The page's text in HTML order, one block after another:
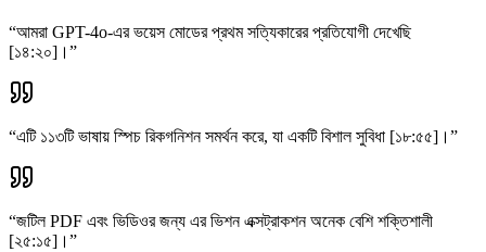
“আমরা GPT-4o-এর ভয়েস মোডের প্রথম সত্যিকারের প্রতিযোগী দেখেছি
[১৪:২০]। ”
“এটি ১১৩টি ভাষায় স্পিচ রিকগনিশন সমর্থন করে, যা একটি বিশাল সুবিধা [১৮:৫৫]। ”
“জটিল PDF এবং ভিডিওর জন্য এর ভিশন এক্সট্রাকশন অনেক বেশি শক্তিশালী
[২৫:১৫]। ”